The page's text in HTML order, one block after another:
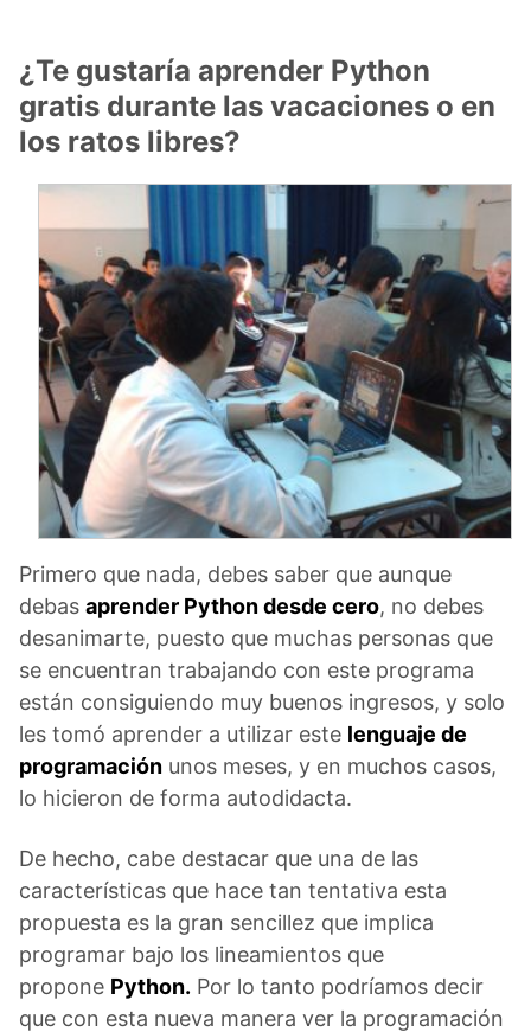
¿Te gustaría aprender Python
gratis durante las vacaciones o en
los ratos libres?
Primero que nada, debes saber que aunque
debas aprender Python desde cero, no debes
desanimarte, puesto que muchas personas que
se encuentran trabajando con este programa
están consiguiendo muy buenos ingresos, y solo
les tomó aprender a utilizar este lenguaje de
programación unos meses, y en muchos casos,
lo hicieron de forma autodidacta.
De hecho, cabe destacar que una de las
características que hace tan tentativa esta
propuesta es la gran sencillez que implica
programar bajo los lineamientos que
propone Python. Por lo tanto podríamos decir
que con esta nueva manera ver la programación